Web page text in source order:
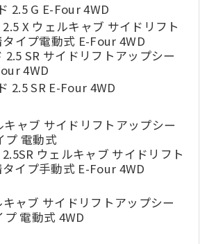
2.5 G E-Four 4WD
X ウェルキャブ サイドリフト
イプ電動式 E-Four 4WD
2.5 SR サイドリフトアップシー
4WD
2.5 SR E-Four 4WD
キャブ サイドリフトアップシー
プ 電動式
ウェルキャブ サイドリフト
イプ手動式 E-Four 4WD
ャブ サイドリフトアップシー
プ 電動式 4WD